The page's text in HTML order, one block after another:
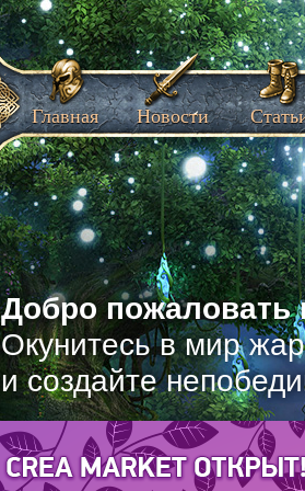
Добро пожаловать
Окунитесь в мир
и создайте
Главная Новости